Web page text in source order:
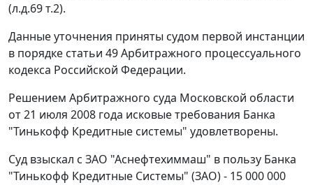
(л.д.69 т.2).
Данные уточнения приняты судом первой инстанции
в порядке статьи 49Арбитражного процессуального
кодекса Российской Федерации.
Решением Арбитражного суда Московской области
от 21 июля 2008 года исковые требования Банка
"Тинькофф Кредитные системы" удовлетворены.
Суд взыскал с ЗАО "Аснефтехиммаш" в пользу Банка
"Тинькофф Кредитные Системы" (ЗАО) - 15 000 000